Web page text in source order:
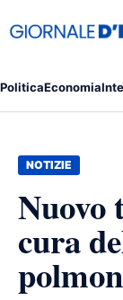
PoliticaEconomia
NOTIZIE
Nuovo
cura